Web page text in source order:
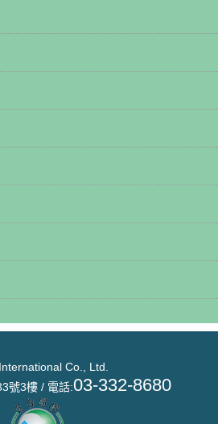
Co., Ltd.
號3樓 / 電話:03-332-8680